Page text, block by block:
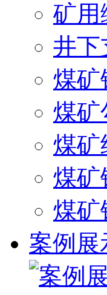
矿用
井下
煤矿
煤矿
煤矿
煤矿
煤矿
案例展